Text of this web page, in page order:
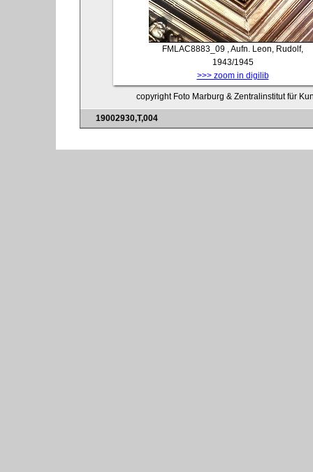
FMLAC8883_09 , Aufn. Leon, Rudolf,
1943/1945
>>> zoom in digilib
copyright Foto Marburg & Zentralinstitut für
19002930,T,004